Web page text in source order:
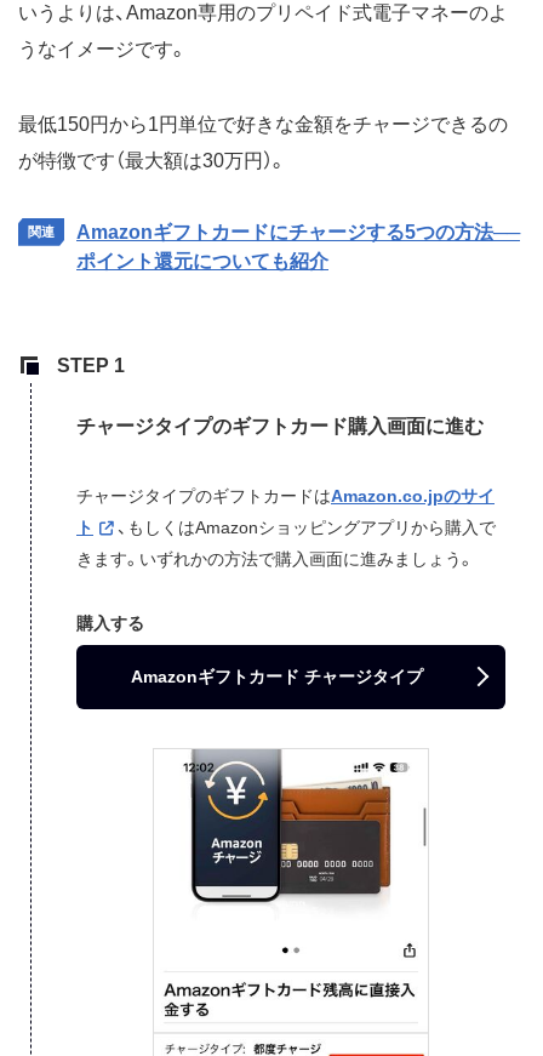
いうよりは、Amazon専用のプリペイド式電子マネーのよ
うなイメージです。
最低150円から1円単位で好きな金額をチャージできるの
が特徴です（最大額は30万円）。
Amazonギフトカードにチャージする5つの方法──
ポイント還元についても紹介
チャージタイプのギフトカード購入画面に進む
チャージタイプのギフトカードはAmazon.co.jpのサイ
ト
、もしくはAmazonショッピングアプリから購入で
きます。いずれかの方法で購入画面に進みましょう。
購入する
Amazonギフトカード チャージタイプ